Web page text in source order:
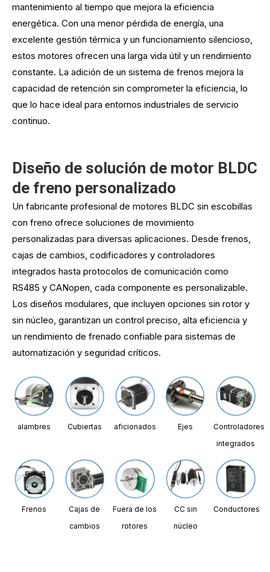
mantenimiento al tiempo que mejora la eficiencia
energética. Con una menor pérdida de energía, una
excelente gestión térmica y un funcionamiento silencioso,
estos motores ofrecen una larga vida útil y un rendimiento
constante. La adición de un sistema de frenos mejora la
capacidad de retención sin comprometer la eficiencia, lo
que lo hace ideal para entornos industriales de servicio
continuo.
Diseño de solución de motor BLDC
de freno personalizado
Un fabricante profesional de motores BLDC sin escobillas
con freno ofrece soluciones de movimiento
personalizadas para diversas aplicaciones. Desde frenos,
cajas de cambios, codificadores y controladores
integrados hasta protocolos de comunicación como
RS485 y CANopen, cada componente es personalizable.
Los diseños modulares, que incluyen opciones sin rotor y
sin núcleo, garantizan un control preciso, alta eficiencia y
un rendimiento de frenado confiable para sistemas de
automatización y seguridad críticos.
alambres Cubiertas aficionados Ejes
Controladores
integrados
Frenos
Cajas de
cambios
Fuera de los
rotores
CC sin
núcleo
Conductores